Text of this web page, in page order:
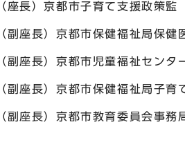
（座長）京都市子育て支援政策監
（副座長）京都市保健福祉局保健
（副座長）京都市児童福祉センタ
（副座長）京都市保健福祉局子
（副座長）京都市教育委員会事務